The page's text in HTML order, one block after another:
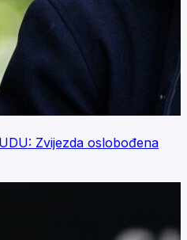
Zvijezda oslobođena